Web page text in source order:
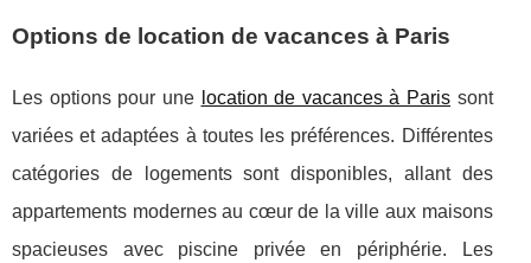
Options de location de vacances à Paris
Les options pour une location de vacances à Paris sont
variées et adaptées à toutes les préférences. Différentes
catégories de logements sontdisponibles, allant des
appartements modernes au cœur de la ville aux maisons
spacieuses avec piscine privée en périphérie. Les